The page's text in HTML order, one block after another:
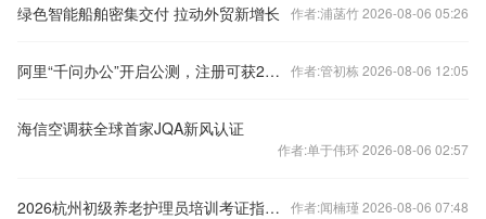
绿色智能船舶密集交付 拉动外贸新增长 作者:浦菡竹 2026-08-06 05:26
阿里“千问办公”开启公测，注册可获2000积分 作者:管初栋 2026-08-06 12:05
海信空调获全球首家JQA新风认证
作者:单于伟环 2026-08-06 02:57
2026杭州初级养老护理员培训考证指南（报名 作者:闻楠瑾 2026-08-06 07:48